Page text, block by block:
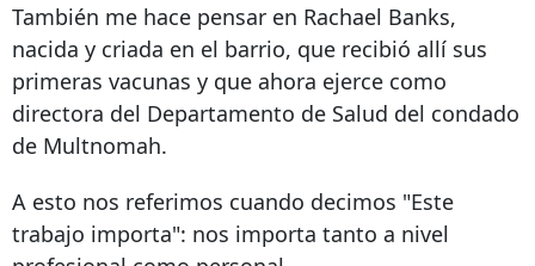
También me hace pensar en Rachael Banks,
nacida y criada en el barrio, que recibió allí sus
primeras vacunas y que ahora ejerce como
directora del Departamento de Salud del condado
de Multnomah.
A esto nos referimos cuando decimos "Este
trabajo importa": nos importa tanto a nivel